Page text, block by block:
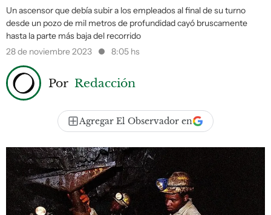
Un ascensor que debía subir a los empleados al final de su turno
desde un pozo de mil metros de profundidad cayó bruscamente
hasta la parte más baja del recorrido
28 de noviembre 2023
8:05 hs
Por Redacción
Agregar El Observador en